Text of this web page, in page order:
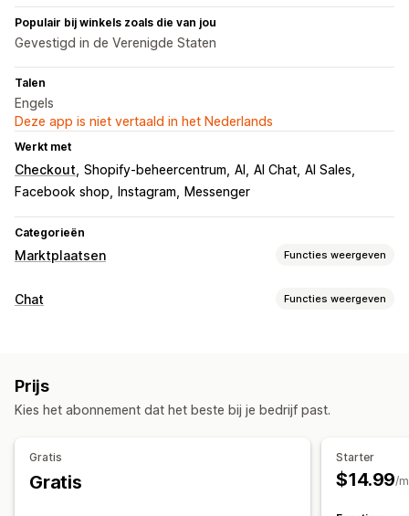
Populair bij winkels zoals die van jou
Gevestigd in de Verenigde Staten
Talen
Engels
Deze app is niet vertaald in het Nederlands
Werkt met
Checkout Shopify-beheercentrum AI AI Chat AI Sales
Facebook shop
Instagram Messenger
Categorieën
Marktplaatsen Functies weergeven
Vermeldingsbeheer
Chat Functies weergeven
Geautomatiseerde antwoorden
Aanpassing
Chatvenster
Prijs
Kies het abonnement dat het beste bij je bedrijf past.
Gratis
Gratis
Starter
$14.99/